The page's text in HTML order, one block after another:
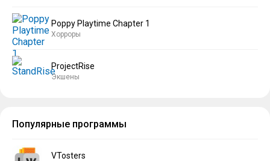
Poppy Playtime Chapter 1
Хорроры
ProjectRise
Экшены
Популярные программы
VTosters